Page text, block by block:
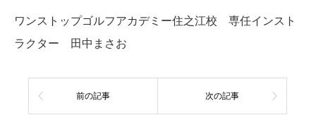
ワンストップゴルフアカデミー住之江校 専任インスト
ラクター 田中まさお
前の記事 次の記事